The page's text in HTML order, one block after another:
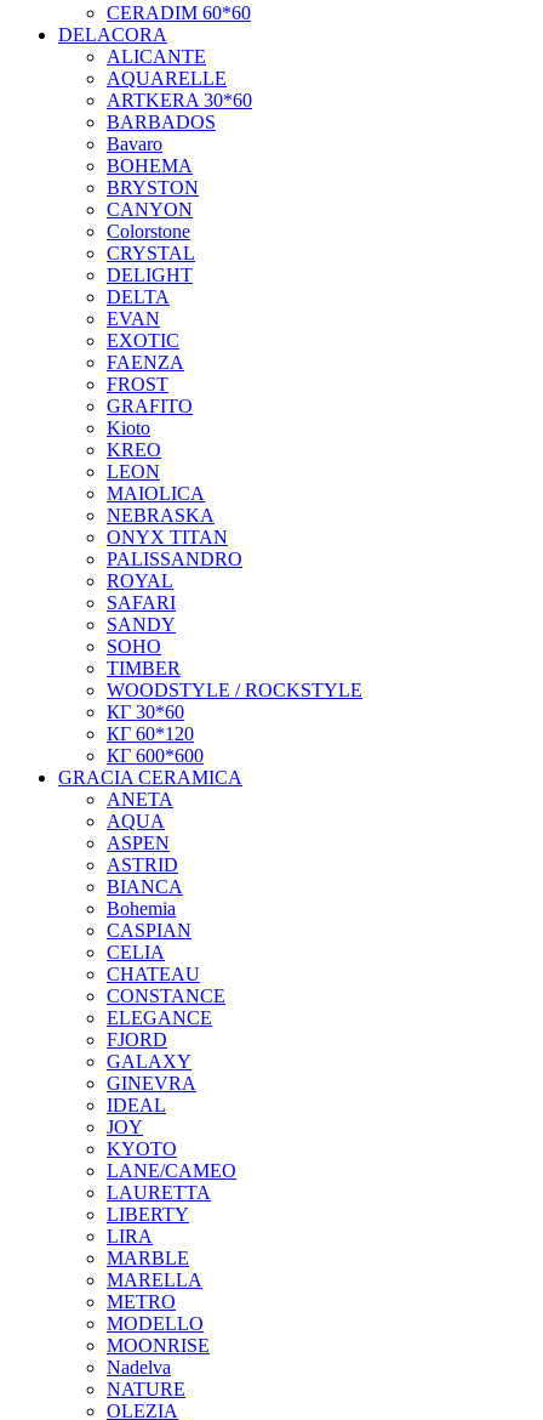
CERADIM 60*60
DELACORA
ALICANTE
AQUARELLE
ARTKERA 30*60
BARBADOS
Bavaro
BOHEMA
BRYSTON
CANYON
Colorstone
CRYSTAL
DELIGHT
DELTA
EVAN
EXOTIC
FAENZA
FROST
GRAFITO
Kioto
KREO
LEON
MAIOLICA
NEBRASKA
ONYX TITAN
PALISSANDRO
ROYAL
SAFARI
SANDY
SOHO
TIMBER
WOODSTYLE / ROCKSTYLE
КГ 30*60
КГ 60*120
КГ 600*600
GRACIA CERAMICA
ANETA
AQUA
ASPEN
ASTRID
BIANCA
Bohemia
CASPIAN
CELIA
CHATEAU
CONSTANCE
ELEGANCE
FJORD
GALAXY
GINEVRA
IDEAL
JOY
KYOTO
LANE/CAMEO
LAURETTA
LIBERTY
LIRA
MARBLE
MARELLA
METRO
MODELLO
MOONRISE
Nadelva
NATURE
OLEZIA